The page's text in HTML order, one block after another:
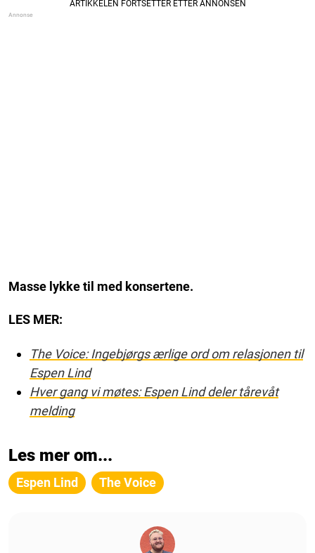
Masse lykke til med konsertene.
LES MER:
The Voice: Ingebjørgs ærlige ord om relasjonen til
Espen Lind
Hver gang vi møtes: Espen Lind deler tårevåt
melding
Les mer om...
Espen Lind The Voice